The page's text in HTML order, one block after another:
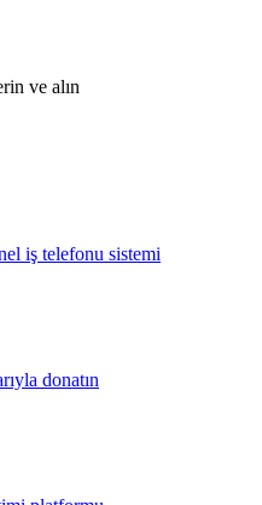
ve alın
iş telefonu sistemi
donatın